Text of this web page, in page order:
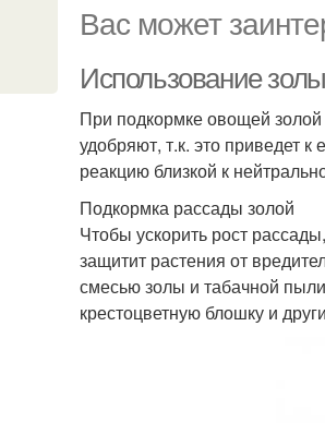
Вас может
Использование
При подкормке овощей
удобряют, т.к. это приведет
реакцию близкой к
Подкормка рассады золой
Чтобы ускорить рост
защитит растения от
смесью золы и табачной
крестоцветную блошку и